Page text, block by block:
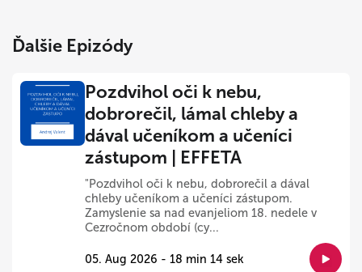
Ďalšie Epizódy
Pozdvihol oči k nebu,
dobrorečil, lámal chleby a
dával učeníkom a učeníci
zástupom | EFFETA
"Pozdvihol oči k nebu, dobrorečil a dával
chleby učeníkom a učeníci zástupom.
Zamyslenie sa nad evanjeliom 18. nedele v
Cezročnom období (cy...
05. Aug 2026 - 18 min 14 sek